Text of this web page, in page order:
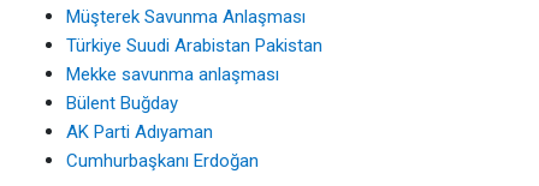
Müşterek Savunma Anlaşması
Türkiye Suudi Arabistan Pakistan
Mekke savunma anlaşması
Bülent Buğday
AK Parti Adıyaman
Cumhurbaşkanı Erdoğan